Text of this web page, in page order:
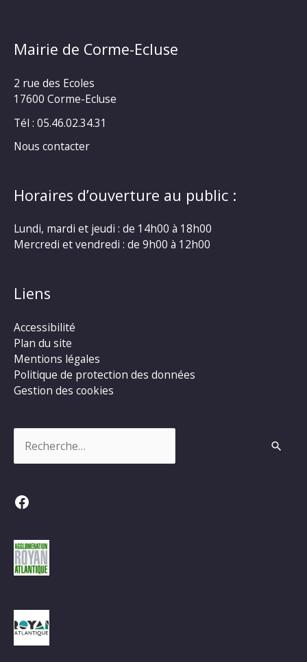
Mairie de Corme-Ecluse
2 rue des Ecoles
17600 Corme-Ecluse
Tél : 05.46.02.34.31
Nous contacter
Horaires d’ouverture au public :
Lundi, mardi et jeudi : de 14h00 à 18h00
Mercredi et vendredi : de 9h00 à 12h00
Liens
Accessibilité
Plan du site
Mentions légales
Politique de protection des données
Gestion des cookies
Facebook